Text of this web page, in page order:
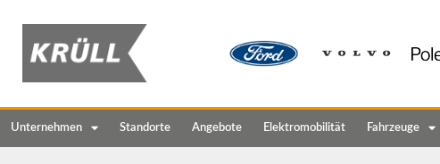
Unternehmen Standorte Angebote Elektromobilität Fahrzeuge